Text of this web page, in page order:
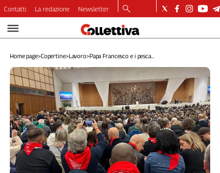
Video
Dirette
Longform
Copertine
Lavoro
Ambiente
Diritti
Welfare
Italia
Contatti La redazione Newsletter
Home page>Copertine>Lavoro>Papa Francesco e i pesca...